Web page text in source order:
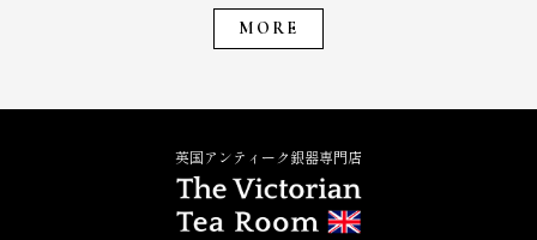
MORE
英国アンティーク銀器専門店